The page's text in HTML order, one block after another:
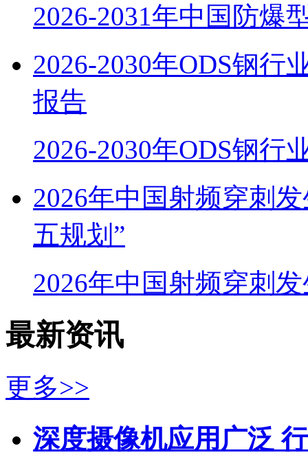
2026-2031年中国防爆
2026-2030年ODS钢行
报告
2026-2030年ODS钢行
2026年中国射频穿刺
五规划”
2026年中国射频穿刺
最新资讯
更多>>
深度摄像机应用广泛